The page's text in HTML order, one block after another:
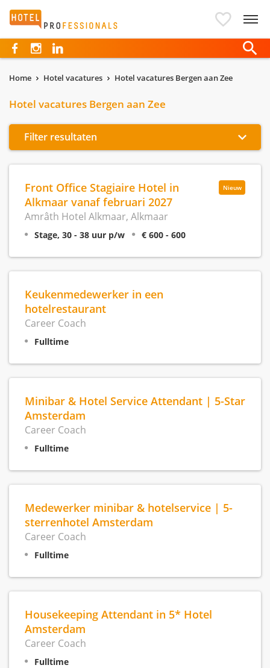
Hotelprofessionals
Home Hotel vacatures Hotel vacatures Bergen aan Zee
Hotel vacatures Bergen aan Zee
Filter resultaten
Nieuw
Front Office Stagiaire Hotel in
Alkmaar vanaf februari 2027
Amrâth Hotel Alkmaar, Alkmaar
Stage, 30 - 38 uur p/w € 600 - 600
Keukenmedewerker in een
hotelrestaurant
Career Coach
Fulltime
Minibar & Hotel Service Attendant | 5-Star
Amsterdam
Career Coach
Fulltime
Medewerker minibar & hotelservice | 5-
sterrenhotel Amsterdam
Career Coach
Fulltime
Housekeeping Attendant in 5* Hotel
Amsterdam
Career Coach
Fulltime